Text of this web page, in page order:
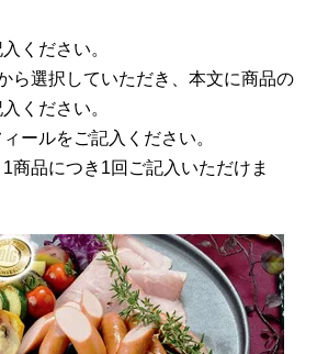
ください。
ら選択していただき、本文に商品の
ください。
ールをご記入ください。
商品につき1回ご記入いただけま